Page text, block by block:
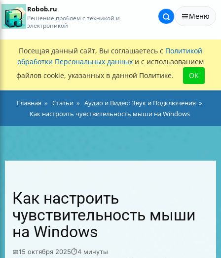
Robob.ru
Решение проблем с техникой и
электроникой
Меню
Посещая данный сайт, Вы соглашаетесь с Политикой
обработки Персональных данных и с использованием
файлов cookie, указанных в данной Политике.
OK
Главная Статьи
Аудио и Видео: Звук и Подключения
Как настроить чувствительность мыши на Windows
Как настроить
чувствительность мыши
на Windows
📅15 октября 2025⏱4 минуты